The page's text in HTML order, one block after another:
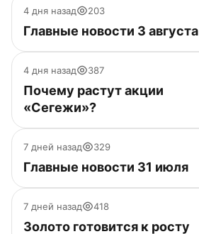
4 дня назад 203
Главные новости 3 августа
4 дня назад 387
Почему растут акции
«Сегежи»?
7 дней назад 329
Главные новости 31 июля
7 дней назад 418
Золото готовится к росту